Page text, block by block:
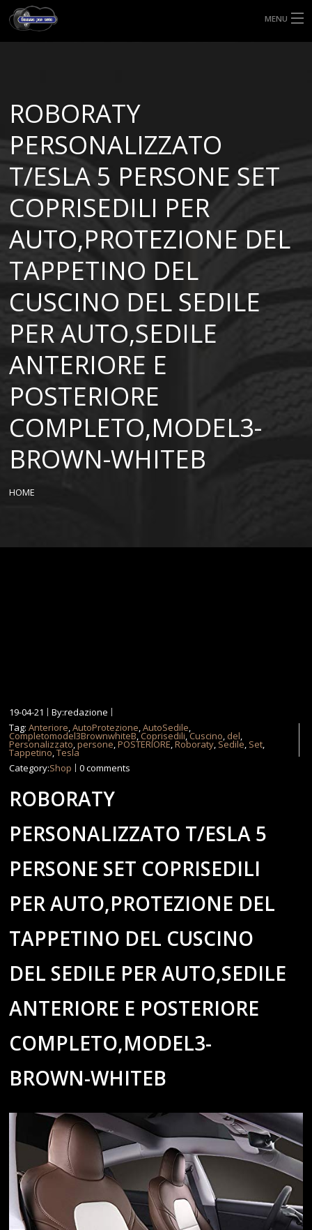
MENU
MISURE GOMME
BLOG
SHOP
ROBORATY
PERSONALIZZATO
T/ESLA 5 PERSONE SET
COPRISEDILI PER
AUTO,PROTEZIONE DEL
TAPPETINO DEL
CUSCINO DEL SEDILE
PER AUTO,SEDILE
ANTERIORE E
POSTERIORE
COMPLETO,MODEL3-
BROWN-WHITEB
HOME
19-04-21
By:redazione
Tag:Anteriore,AutoProtezione,AutoSedile,
Completomodel3BrownwhiteB,Coprisedili,Cuscino, del,
Personalizzato,persone,POSTERIORE,Roboraty, Sedile, Set,
Tappetino,Tesla
Category:Shop 0 comments
ROBORATY
PERSONALIZZATO T/ESLA 5
PERSONE SET COPRISEDILI
PER AUTO,PROTEZIONE DEL
TAPPETINO DEL CUSCINO
DEL SEDILE PER AUTO,SEDILE
ANTERIORE E POSTERIORE
COMPLETO,MODEL3-
BROWN-WHITEB